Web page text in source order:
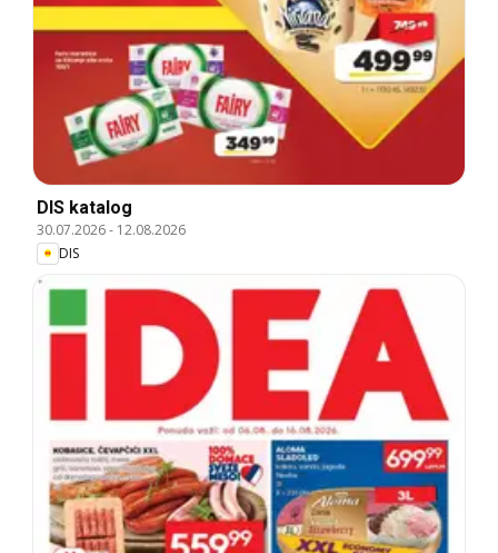
DIS katalog
30.07.2026- 12.08.2026
DIS